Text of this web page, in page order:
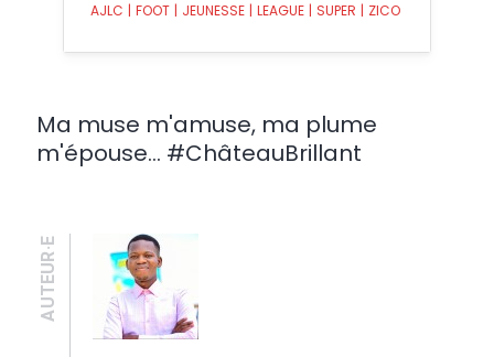
AJLC | FOOT | JEUNESSE | LEAGUE | SUPER | ZICO
Ma muse m'amuse, ma plume
m'épouse... #ChâteauBrillant
AUTEUR·E